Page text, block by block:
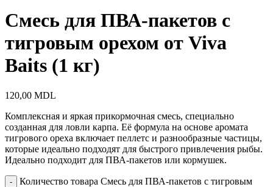
Смесь для ПВА-пакетов с
тигровым орехом от Viva
Baits (1 кг)
120,00 MDL
Комплексная и яркая прикормочная смесь, специально
созданная для ловли карпа. Её формула на основе аромата
тигрового ореха включает пеллетс и разнообразные частицы,
которые идеально подходят для быстрого привлечения рыбы.
Идеально подходит для ПВА-пакетов или кормушек.
Количество товара Смесь для ПВА-пакетов с тигровым